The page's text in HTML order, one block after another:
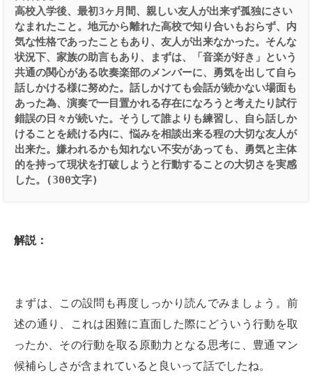
高校入学後、最初3ヶ月間、親しい友人が出来ず孤独にさい
なまれたこと。地元から離れた高校で知り合いもおらず、内
気な性格であったこともあり、友人が出来なかった。そんな
状況下、家族の助言もあり、まずは、「音楽が好き」という
共通の関心がある吹奏楽部のメンバーに、勇気を出して自ら
話しかける様に努めた。話しかけても会話が続かない場面も
あった為、演奏で一目置かれる存在になろうと考えたり試行
錯誤の日々が続いた。そうして誰よりも練習し、自ら話しか
けることを続ける内に、悩みを相談出来る程の大切な友人が
出来た。嫌われるかも知れない不安があっても、勇気と主体
的を持って現状を打破しようと行動することの大切さを実感
した。(300文字)
解説：
まずは、この設問も再度しっかり読んでみましょう。前
述の通り、これは困難に直面した際にどういう行動を取
ったか、その行動を取る原動力となる思考に、豊通マン
候補らしさが含まれていると良いって話でしたね。